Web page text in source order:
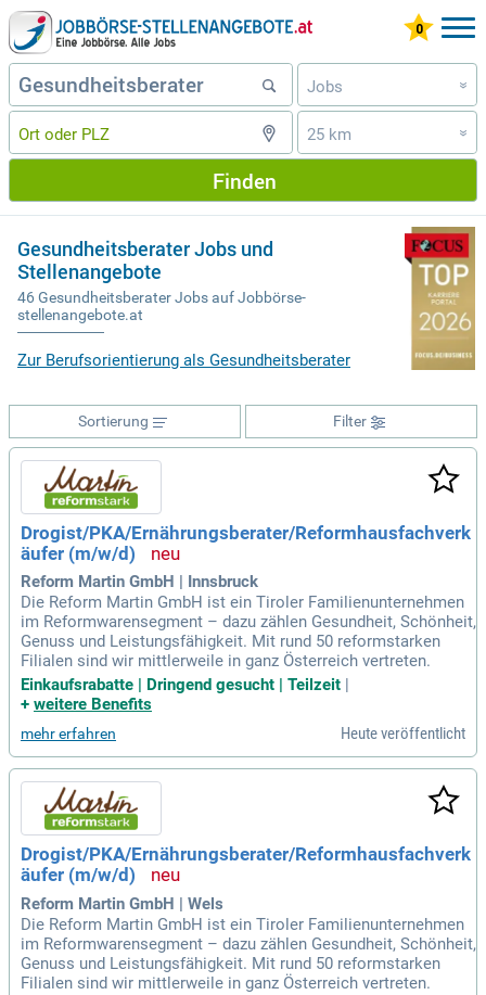
Jobs »
25 km »
Finden
Gesundheitsberater Jobs und
Stellenangebote
46 Gesundheitsberater Jobs auf Jobbörse-
stellenangebote.at
Zur Berufsorientierung als Gesundheitsberater
Filter
Sortierung
Drogist/PKA/Ernährungsberater/Reformhausfachverk
äufer (m/w/d)
Reform Martin GmbH | Innsbruck
Die Reform Martin GmbH ist ein Tiroler Familienunternehmen
im Reformwarensegment – dazu zählen Gesundheit, Schönheit,
Genuss und Leistungsfähigkeit. Mit rund 50 reformstarken
Filialen sind wir mittlerweile in ganz Österreich vertreten.
Einkaufsrabatte | Dringend gesucht | Teilzeit
+ weitere Benefits
mehr erfahren Heute veröffentlicht
Drogist/PKA/Ernährungsberater/Reformhausfachverk
äufer (m/w/d)
Reform Martin GmbH | Wels
Die Reform Martin GmbH ist ein Tiroler Familienunternehmen
im Reformwarensegment – dazu zählen Gesundheit, Schönheit,
Genuss und Leistungsfähigkeit. Mit rund 50 reformstarken
Filialen sind wir mittlerweile in ganz Österreich vertreten.